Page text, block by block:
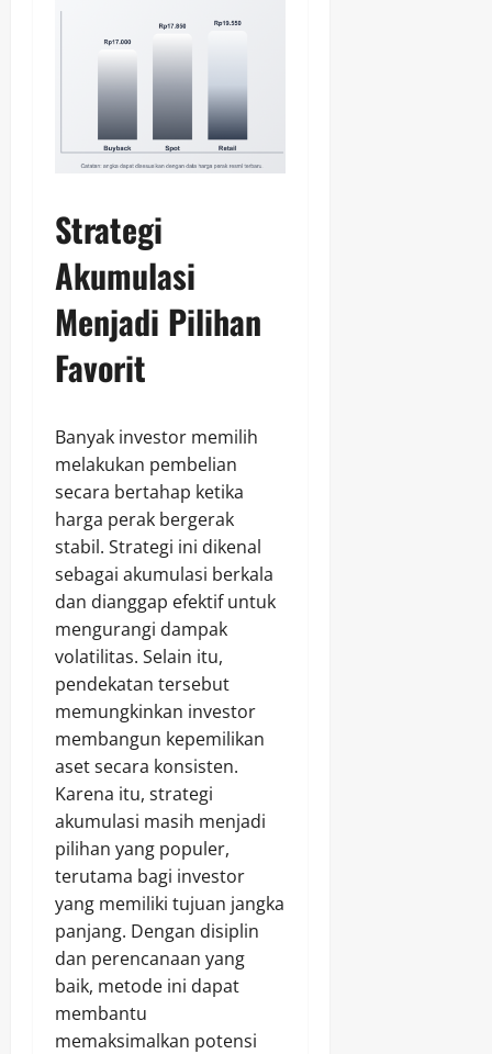
Strategi
Akumulasi
Menjadi Pilihan
Favorit
Banyak investor memilih
melakukan pembelian
secara bertahap ketika
harga perak bergerak
stabil. Strategi ini dikenal
sebagai akumulasi berkala
dan dianggap efektif untuk
mengurangi dampak
volatilitas. Selain itu,
pendekatan tersebut
memungkinkan investor
membangun kepemilikan
aset secara konsisten.
Karena itu, strategi
akumulasi masih menjadi
pilihan yang populer,
terutama bagi investor
yang memiliki tujuan jangka
panjang. Dengan disiplin
dan perencanaan yang
baik, metode ini dapat
membantu
memaksimalkan potensi